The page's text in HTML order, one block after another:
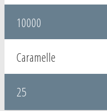
10000
Caramelle
25